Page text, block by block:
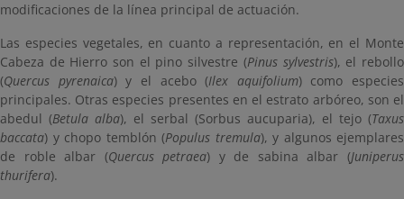
modificaciones de la línea principal de actuación.
Las especies vegetales, en cuanto a representación, en el Monte
Cabeza de Hierro son el pino silvestre (Pinus sylvestris), el rebollo
(Quercus pyrenaica) y el acebo (Ilex aquifolium) como especies
principales. Otras especies presentes en el estrato arbóreo, son el
abedul (Betula alba), el serbal (Sorbus aucuparia), el tejo (Taxus
baccata) y chopo temblón (Populus tremula), y algunos ejemplares
de roble albar (Quercus petraea) y de sabina albar (Juniperus
thurifera).